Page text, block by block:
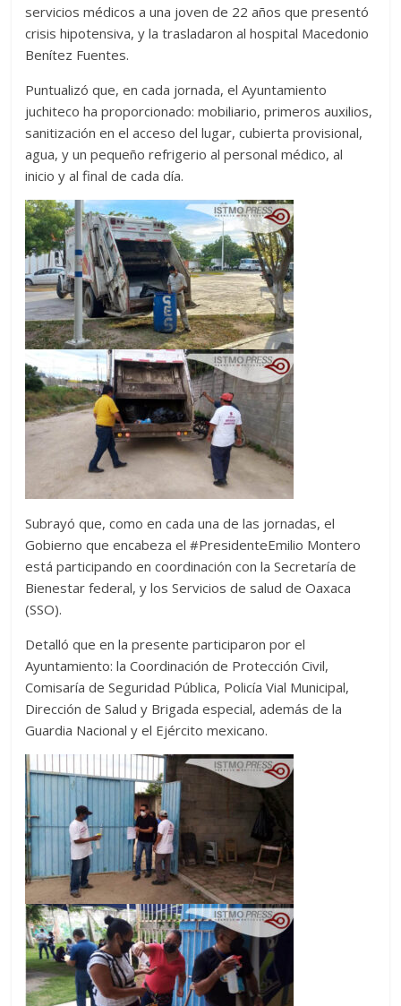
servicios médicos a una joven de 22 años que presentó
crisis hipotensiva, y la trasladaron al hospital Macedonio
Benítez Fuentes.
Puntualizó que, en cada jornada, el Ayuntamiento
juchiteco ha proporcionado: mobiliario, primeros auxilios,
sanitización en el acceso del lugar, cubierta provisional,
agua, y un pequeño refrigerio al personal médico, al
inicio y al final de cada día.
Subrayó que, como en cada una de las jornadas, el
Gobierno que encabeza el #PresidenteEmilio Montero
está participando en coordinación con la Secretaría de
Bienestar federal, y los Servicios de salud de Oaxaca
(SSO).
Detalló que en la presente participaron por el
Ayuntamiento: la Coordinación de Protección Civil,
Comisaría de Seguridad Pública, Policía Vial Municipal,
Dirección de Salud y Brigada especial, además de la
Guardia Nacional y el Ejército mexicano.